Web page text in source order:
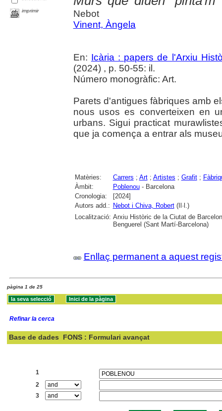
imprimir
Nebot
Vinent, Àngela
En: Icària : papers de l'Arxiu
(2024) , p. 50-55: il.
Número monogràfic: Art.
Parets d'antigues fàbriques amb
nous usos es converteixen en
urbans. Sigui practicat
que ja comença a entrar als
Matèries: Carrers ; Art; Artistes ; Grafit;
Àmbit:
Poblenou- Barcelona
Cronologia:
[2024]
Autors add.: Nebot i Chiva, Robert(Il·l.)
Localització: Arxiu Històric de la Ciutat de
Benguerel (Sant Martí-Barcelona)
Enllaç permanent a aquest
pàgina 1 de 25
Refinar la cerca
Base de dades FONS : Formulari avançat
1
2
3